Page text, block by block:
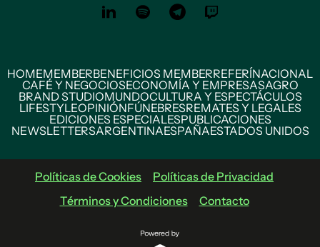
HOMEMEMBERBENEFICIOS MEMBERREFERÍNACIONAL
CAFÉ Y NEGOCIOSECONOMÍA Y EMPRESASAGRO
BRAND STUDIOMUNDOCULTURA Y ESPECTÁCULOS
LIFESTYLEOPINIÓNFÚNEBRESREMATES Y LEGALES
EDICIONES ESPECIALESPUBLICACIONES
NEWSLETTERSARGENTINAESPAÑAESTADOS UNIDOS
Políticas de Cookies
Políticas de Privacidad
Términos y Condiciones
Contacto